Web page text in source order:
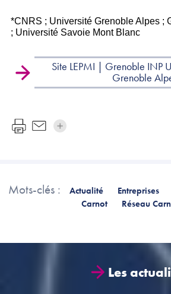
*CNRS ; Université Grenoble Alpes ;
; Université Savoie Mont Blanc
Site LEPMI | Grenoble INP
Grenoble
Mots-clés : Actualité Entreprises
Carnot
Réseau
Les